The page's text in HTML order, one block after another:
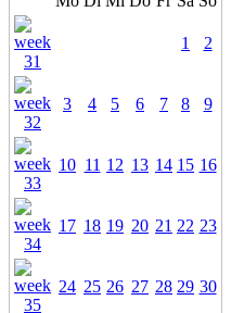
1 2
3 4 5 6 7 8 9
10 11 12 13 14 15 16
17 18 19 20 21 22 23
24 25 26 27 28 29 30